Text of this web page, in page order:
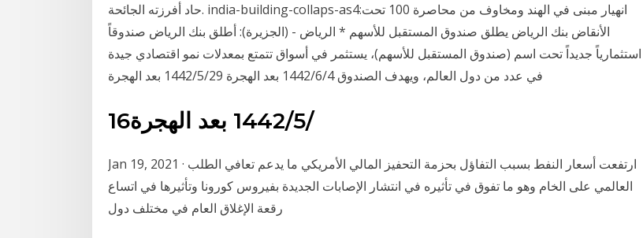
حاد أفرزته الجائحة. india-building-collaps-as4:انهيار مبنى في الهند ومخاوف من محاصرة 100 تحت
الأنقاض بنك الرياض يطلق صندوق المستقبل للأسهم * الرياض - (الجزيرة): أطلق بنك الرياض صندوقاً
استثمارياً جديداً تحت اسم (صندوق المستقبل للأسهم)، يستثمر في أسواق تتمتع بمعدلات نمو اقتصادي جيدة
في عدد من دول العالم، ويهدف الصندوق 4‏‏/6‏‏/1442 بعد الهجرة 29‏‏/5‏‏/1442 بعد الهجرة
16‏‏/5‏‏/1442 بعد الهجرة
Jan 19, 2021 · ارتفعت أسعار النفط بسبب التفاؤل بحزمة التحفيز المالي الأمريكي ما يدعم تعافي الطلب
العالمي على الخام وهو ما تفوق في تأثيره في انتشار الإصابات الجديدة بفيروس كورونا وتأثيرها في اتساع
رقعة الإغلاق العام في مختلف دول